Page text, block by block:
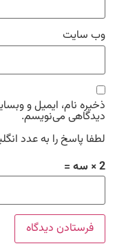
وب‌ سایت
ذخیره نام، ایمیل و
دیدگاهی می‌نویسم.
لطفا پاسخ را به عدد
2 × سه =